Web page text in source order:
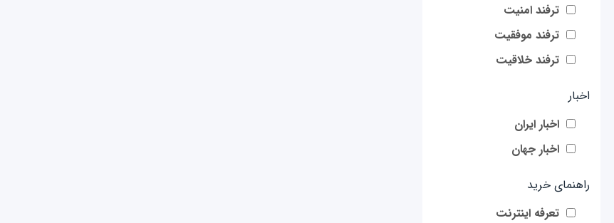
ترفند امنیت
ترفند موفقیت
ترفند خلاقیت
اخبار
اخبار ایران
اخبار جهان
راهنمای خرید
تعرفه اینترنت